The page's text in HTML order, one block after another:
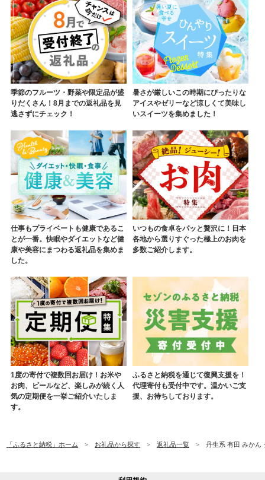
季節のフルーツ・野菜や限定品が盛
りだくさん！8月までの返礼品を見
逃さずにチェック！
暑さが厳しいこの時期にぴったりな
アイスやゼリーなど涼しくて美味し
いスイーツを集めました！
仕事もプライベートも健康であるこ
とが一番。快眠やダイエットなど健
康や美容にまつわる返礼品を集めま
した。
いつもの食卓をパッと贅沢に！日本
各地から選りすぐった極上のお肉を
多数ご紹介します。
1度の寄付で複数回お届け！お米や
お肉、ビールなど、楽しみが続く人
気の定期便を一挙ご紹介いたしま
す。
ふるさと納税を通じて復興支援を！
代理寄付も受付中です。温かいご支
援、お待ちしております。
「ふるさと納税」ホーム お礼品から探す 返礼品一覧 丹生系 有田 みかん